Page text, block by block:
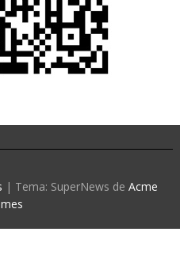
| Tema: SuperNews de Acme